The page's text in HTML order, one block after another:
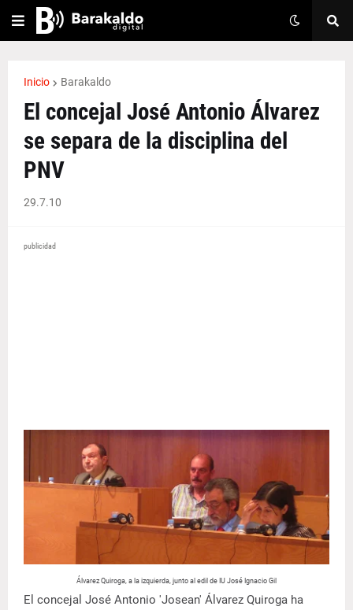
Inicio Barakaldo
El concejal José Antonio Álvarez
se separa de la disciplina del
PNV
29.7.10
publicidad
Álvarez Quiroga, a la izquierda, junto al edil de IU José Ignacio Gil
El concejal José Antonio 'Josean' Álvarez Quiroga ha